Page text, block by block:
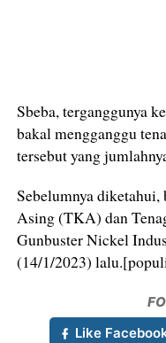
Sbeba, terganggunya
bakal mengganggu
tersebut yang
Sebelumnya
Asing (TKA) dan
Gunbuster Nickel
(14/1/2023)
Like